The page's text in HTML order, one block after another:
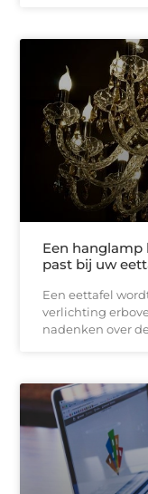
Een hanglamp
past bij uw
Een eettafel
verlichting
nadenken over